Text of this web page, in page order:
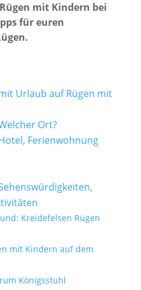
mit Kindern bei
für euren
Urlaub auf Rügen mit
Ort?
Ferienwohnung
Kreidefelsen Rügen
mit Kindern auf dem
Königsstuhl